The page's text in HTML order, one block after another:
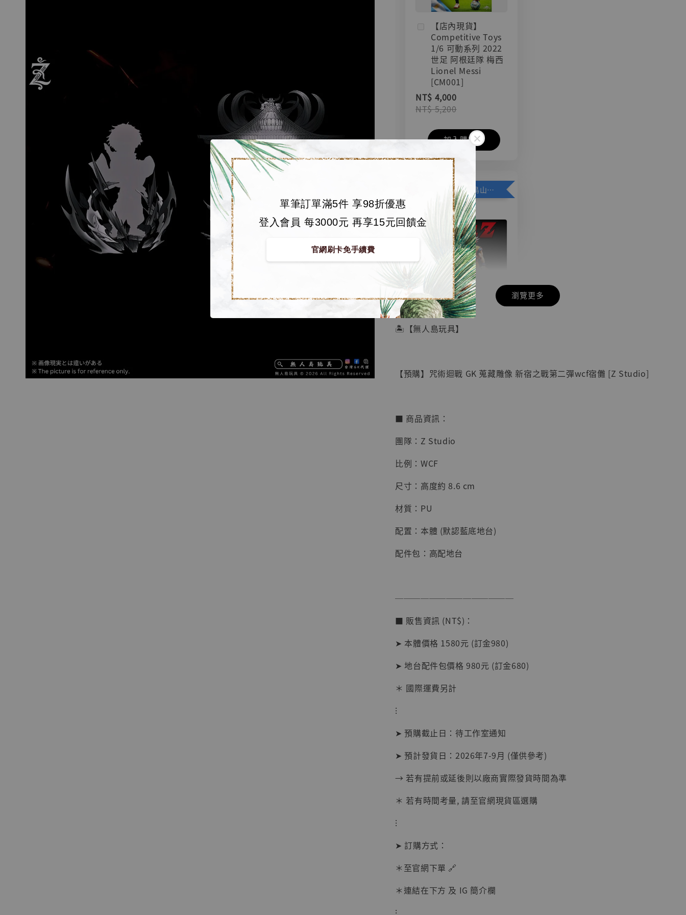
單筆訂單滿5件 享98折優惠
登入會員 每3000元 再享15元回饋金
官網刷卡免手續費
【店內現貨】
Competitive Toys
1/6 可動系列 2022
世足 阿根廷隊 梅西
Lionel Messi
[CM001]
NT$ 4,000
NT$ 5,200
加入購物車
加購優惠【悟空 鳥山明紀念款 [奇蹟工作室]】
【店內現貨】七龍珠
系列蒐藏雕像 悟空
NT$ 4,280
- +
加入購物車
系列蒐藏雕像 布魯
克達摩 [7STARS
Studio]
NT$ 1,870
+
加購優惠【讓子彈飛 鵝城縣長 張麻子 [BK01]】
【現貨】
BJSTUDIO 1/6系列
瀏覽更多
🏝【無人島玩具】
【預購】咒術迴戰 GK 蒐藏雕像 新宿之戰第二彈wcf宿儺 [Z Studio]
■ 商品資訊：
團隊：Z Studio
比例：WCF
尺寸：高度約 8.6 cm
材質：PU
配置：本體 (默認藍底地台)
配件包：高配地台
──────────────
■ 販售資訊 (NT$)：
➤ 本體價格 1580元 (訂金980)
➤ 地台配件包價格 980元 (訂金680)
＊ 國際運費另計
⁝
➤ 預購截止日：待工作室通知
➤ 預計發貨日：2026年7-9月 (僅供參考)
→ 若有提前或延後則以廠商實際發貨時間為準
＊ 若有時間考量, 請至官網現貨區選購
⁝
➤ 訂購方式：
＊至官網下單 🔗
＊連結在下方 及 IG 簡介欄
⁝